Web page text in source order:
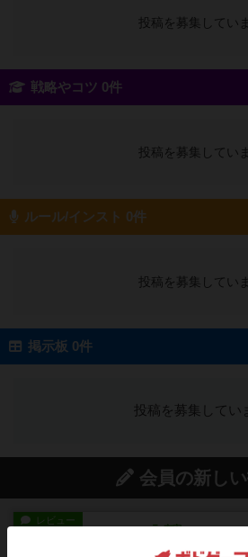
投稿を募集してい
戦略やコツ 0件
投稿を募集してい
ルール/インスト 0件
投稿を募集してい
掲示板 0件
投稿を募集してい
会員の新し
レビュー
充実
ワン・トゥ・フ